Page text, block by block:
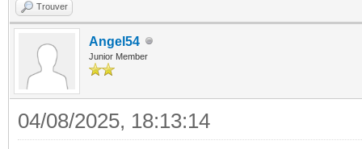
Trouver
Angel54
Junior Member
04/08/2025, 18:13:14